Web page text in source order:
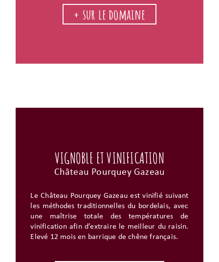
+ sur le domaine
VIGNOBLE ET VINIFICATION
Château Pourquey Gazeau
Le Château Pourquey Gazeau est vinifié suivant
les méthodes traditionnelles du bordelais, avec
une maîtrise totale des températures de
vinification afin d’extraire le meilleur du raisin.
Elevé 12 mois en barrique de chêne français.